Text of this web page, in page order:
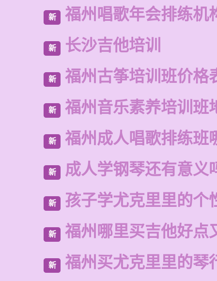
新 福州唱歌年会排练机
新 长沙吉他培训
新 福州古筝培训班价格
新 福州音乐素养培训班
新 福州成人唱歌排练班
新 成人学钢琴还有意义
新 孩子学尤克里里的个
新 福州哪里买吉他好点
新 福州买尤克里里的琴